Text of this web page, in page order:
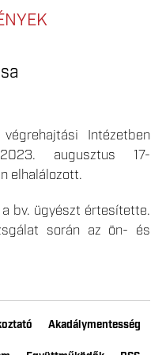
Intézetben
augusztus 17-
elhalálozott.
bv. ügyészt értesítette.
során az ön- és
Akadálymentesség